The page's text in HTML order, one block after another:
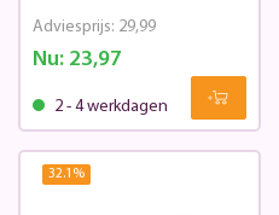
Nu: 23,97
Adviesprijs: 29,99
2 - 4 werkdagen
32.1 %